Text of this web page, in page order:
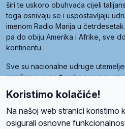
širi te uskoro obuhvaća cijeli
toga osnivaju se i uspostavljaju
imenom Radio Marija u
pa do obiju Amerika i Afrike, sve
kontinentu.
Sve su nacionalne udruge
zemljama, a međusobna su
Radio Maria). Svjetsku obitelj
kojima je i hrvatska Udruga Radio
Koristimo kolačiće!
Na našoj web stranici koristimo
osigurali osnovne